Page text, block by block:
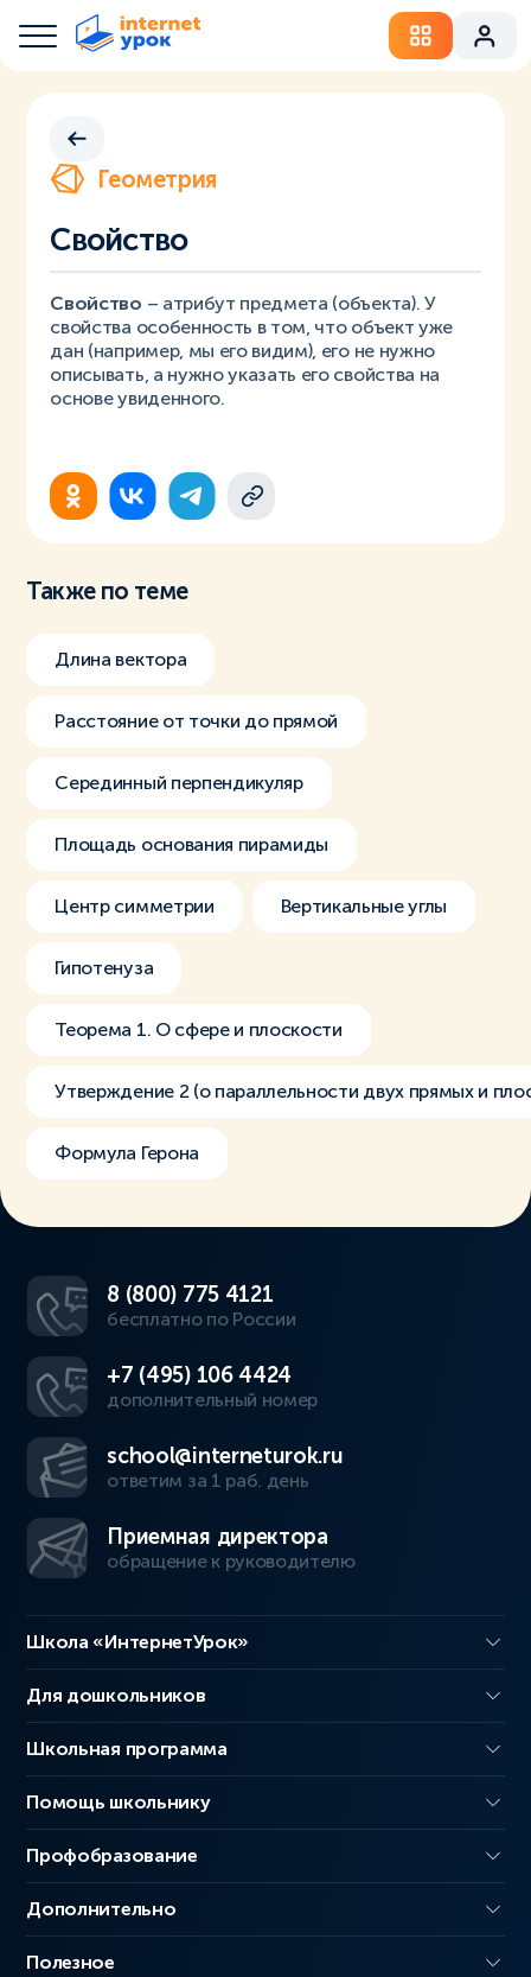
Геометрия
Свойство
Свойство – атрибут предмета (объекта). У
свойства особенность в том, что объект уже
дан (например, мы его видим), его не нужно
описывать, а нужно указать его свойства на
основе увиденного.
Также по теме
Длина вектора
Расстояние от точки до прямой
Серединный перпендикуляр
Площадь основания пирамиды
Центр симметрии Вертикальные углы
Гипотенуза
Теорема 1. О сфере и плоскости
Утверждение 2 (о параллельности двух прямых и
Формула Герона
8 (800) 775 4121
бесплатно по России
+7 (495) 106 4424
дополнительный номер
school@interneturok.ru
ответим за 1 раб. день
Приемная директора
обращение к руководителю
Школа «ИнтернетУрок»
Для дошкольников
Школьная программа
Помощь школьнику
Профобразование
Дополнительно
Полезное